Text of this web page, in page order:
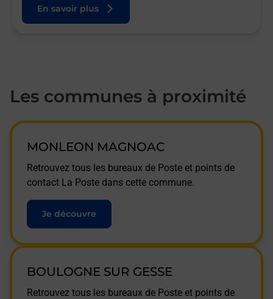
En savoir plus
Les communes à proximité
MONLEON MAGNOAC
Retrouvez tous les bureaux de Poste et points de
contact La Poste dans cette commune.
Je découvre
BOULOGNE SUR GESSE
Retrouvez tous les bureaux de Poste et points de